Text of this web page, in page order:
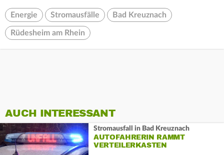
Energie Stromausfälle Bad Kreuznach
Rüdesheim am Rhein
AUCH INTERESSANT
Stromausfall in Bad Kreuznach
AUTOFAHRERIN RAMMT
VERTEILERKASTEN